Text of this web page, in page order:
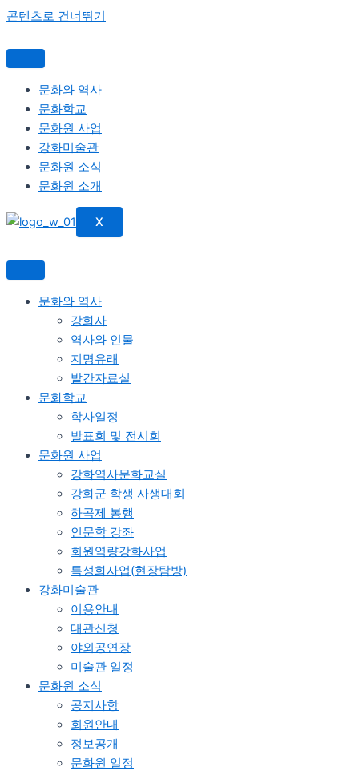
콘텐츠로 건너뛰기
문화와 역사
문화학교
문화원 사업
강화미술관
문화원 소식
문화원 소개
X
문화와 역사
강화사
역사와 인물
지명유래
발간자료실
문화학교
학사일정
발표회 및 전시회
문화원 사업
강화역사문화교실
강화군 학생 사생대회
하곡제 봉행
인문학 강좌
회원역량강화사업
특성화사업(현장탐방)
강화미술관
이용안내
대관신청
야외공연장
미술관 일정
문화원 소식
공지사항
회원안내
정보공개
문화원 일정